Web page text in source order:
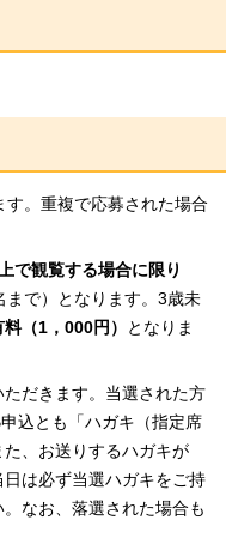
す。重複で応募された場合
で観覧する場合に限り
まで）となります。3歳未
（1，000円）
となりま
だきます。当選された方
込とも「ハガキ（指定席
、お送りするハガキが
日は必ず当選ハガキをご持
なお、落選された場合も